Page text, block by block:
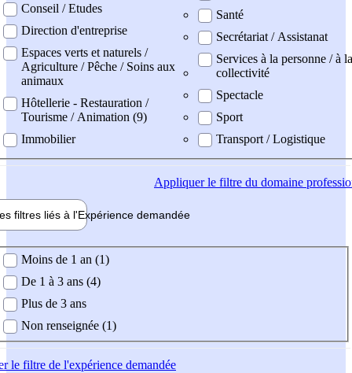
Conseil / Etudes
Direction d'entreprise
Espaces verts et naturels /
Agriculture / Pêche / Soins aux
animaux
Hôtellerie - Restauration /
Tourisme / Animation (9)
Immobilier
Santé
Secrétariat / Assistanat
Services à la personne / à la
collectivité
Spectacle
Sport
Transport / Logistique
Appliquerle filtre du domaine
filtres liés à l'Expérience demandée
demandée
Moins de 1 an (1)
De 1 à 3 ans (4)
Plus de 3 ans
Non renseignée (1)
le filtre de l'expérience demandée